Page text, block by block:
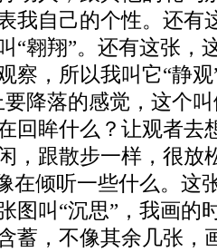
我自己的个性。还有
“翱翔”。还有这张，
察，所以我叫它“静
降落的感觉，这个
回眸什么？让观者去
，跟散步一样，很放
在倾听一些什么。这
图叫“沉思”，我画的
蓄，不像其余几张，